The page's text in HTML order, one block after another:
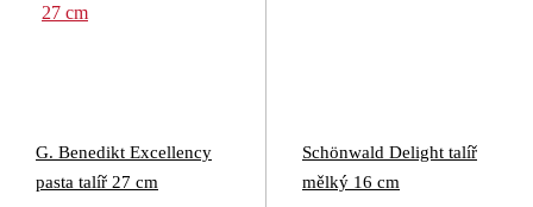
G. Benedikt Excellency
pasta talíř 27 cm
Schönwald Delight talíř
mělký 16 cm